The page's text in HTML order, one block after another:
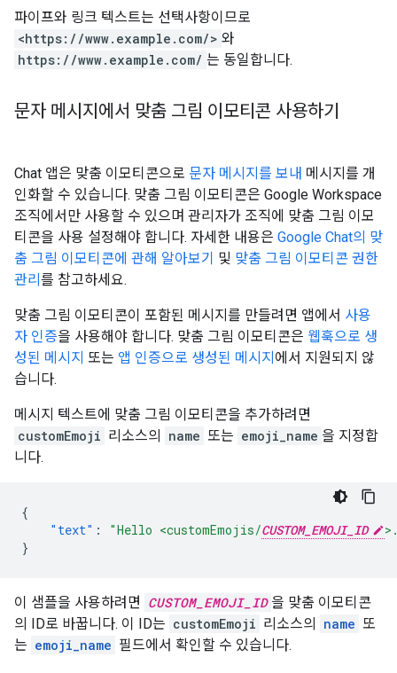
파이프와 링크 텍스트는 선택사항이므로
<https://www.example.com/> 와
https://www.example.com/ 는 동일합니다.
문자 메시지에서 맞춤 그림 이모티콘 사용하기
Chat 앱은 맞춤 이모티콘으로 문자 메시지를 보내 메시지를 개
인화할 수 있습니다. 맞춤 그림 이모티콘은 Google Workspace
조직에서만 사용할 수 있으며 관리자가 조직에 맞춤 그림 이모
티콘을 사용 설정해야 합니다. 자세한 내용은 Google Chat의 맞
춤 그림 이모티콘에 관해 알아보기 및 맞춤 그림 이모티콘 권한
관리 를 참고하세요.
맞춤 그림 이모티콘이 포함된 메시지를 만들려면 앱에서 사용
자 인증을 사용해야 합니다. 맞춤 그림 이모티콘은 웹훅으로 생
성된 메시지 또는 앱 인증으로 생성된 메시지 에서 지원되지 않
습니다.
메시지 텍스트에 맞춤 그림 이모티콘을 추가하려면
customEmoji 리소스의 name 또는 emoji_name 을 지정합
니다.
{
"text" : "Hello <customEmojis/CUSTOM_EMOJI_ID
}
이 샘플을 사용하려면 CUSTOM_EMOJI_ID 을 맞춤 이모티콘
의 ID로 바꿉니다. 이 ID는 customEmoji 리소스의 name 또
는 emoji_name 필드에서 확인할 수 있습니다.